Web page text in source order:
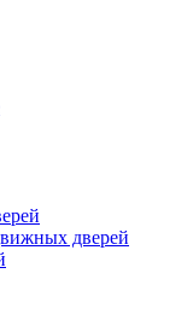
дверей